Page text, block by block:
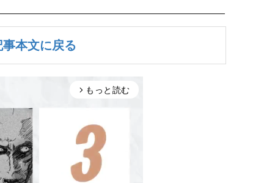
事本文に戻る
arrow_forward_ios もっと読む